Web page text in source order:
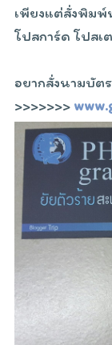
เพียงแต่สั่งพิม
โปสการ์ด โปส
อยากสั่งนามบัต
>>>>>>>